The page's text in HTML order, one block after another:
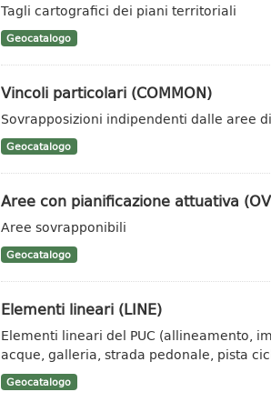
Tagli cartografici dei piani territoriali
Geocatalogo
Vincoli particolari (COMMON)
Sovrapposizioni indipendenti dalle aree
Geocatalogo
Aree con pianificazione attuativa
Aree sovrapponibili
Geocatalogo
Elementi lineari (LINE)
Elementi lineari del PUC (allineamento,
acque, galleria, strada pedonale, pista
Geocatalogo